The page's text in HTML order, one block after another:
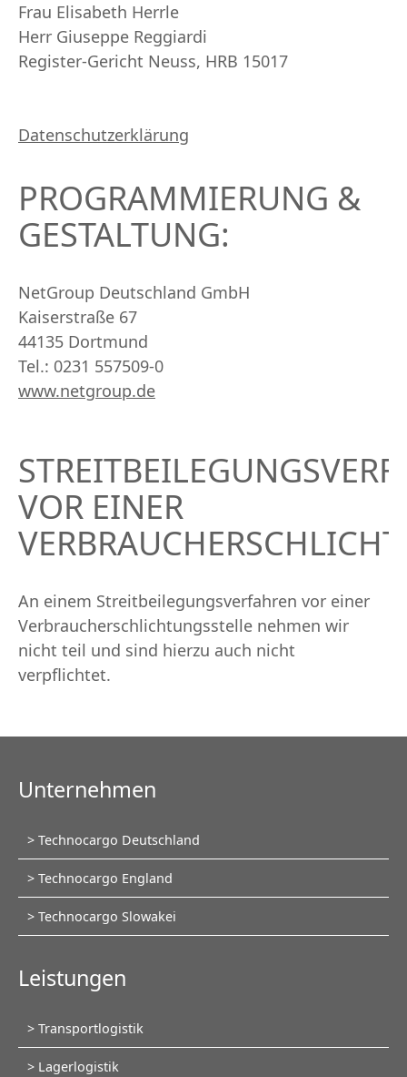
Frau Elisabeth Herrle
Herr Giuseppe Reggiardi
Register-Gericht Neuss, HRB 15017
Datenschutzerklärung
PROGRAMMIERUNG &
GESTALTUNG:
NetGroup Deutschland GmbH
Kaiserstraße 67
44135 Dortmund
Tel.: 0231 557509-0
www.netgroup.de
VOR EINER
An einem Streitbeilegungsverfahren vor einer
Verbraucherschlichtungsstelle nehmen wir
nicht teil und sind hierzu auch nicht
verpflichtet.
Unternehmen
Navigation
überspringen
Technocargo Deutschland
Technocargo England
Technocargo Slowakei
Leistungen
Navigation
überspringen
Transportlogistik
Lagerlogistik